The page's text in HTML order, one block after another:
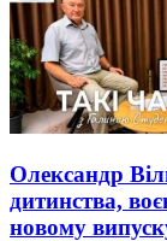
Олександр
дитинства,
новому